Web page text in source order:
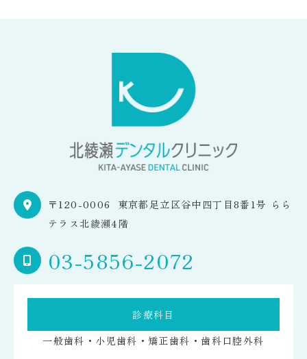
〒120-0006
東京都足立区谷中四丁目8番1号 らら
テラス北綾瀬4階
03-5856-2072
診療科目
一般歯科・小児歯科・矯正歯科・歯科口腔外科